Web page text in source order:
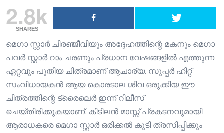
2.8k
SHARES
മെഗാ സ്റ്റാർ ചിരഞ്ജീവിയും അദ്ദേഹത്തിന്റെ മകനും മെഗാ
പവർ സ്റ്റാർ റാം ചരണും പ്രധാന വേഷങ്ങളിൽ എത്തുന്ന
ഏറ്റവും പുതിയ ചിത്രമാണ് ആചാര്യ. സൂപ്പർ ഹിറ്റ്
സംവിധായകൻ ആയ കൊരടാല ശിവ ഒരുക്കിയ ഈ
ചിത്രത്തിന്റെ ട്രൈലെർ ഇന്ന് റിലീസ്
ചെയ്തിരിക്കുകയാണ്. കിടിലൻ മാസ്സ് പ്രകടനവുമായി
ആരാധകരെ മെഗാ സ്റ്റാർ ഒരിക്കൽ കൂടി ത്രസിപ്പിക്കും